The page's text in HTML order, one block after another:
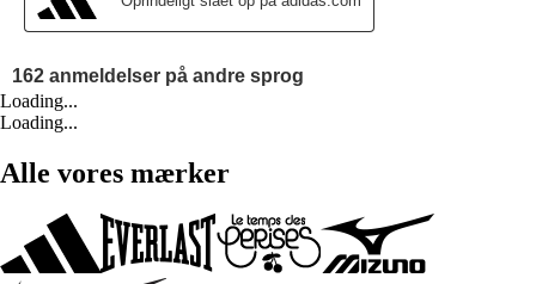
Loading...
Loading...
Alle vores mærker